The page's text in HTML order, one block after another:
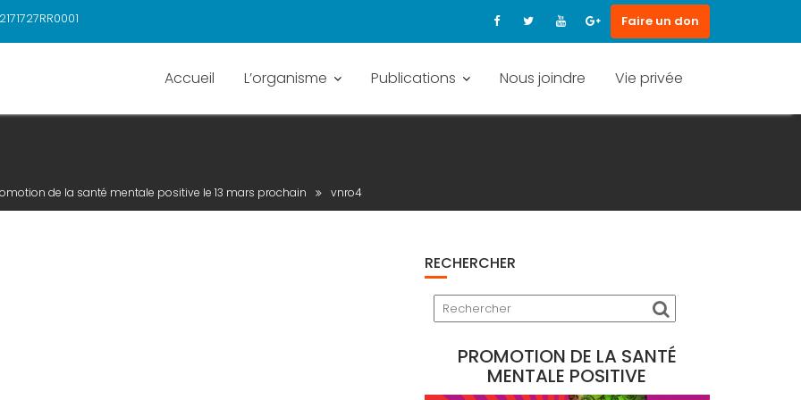
Faire un don
Accueil L’organisme Publications Nous joindre Vie privée
de la santé mentale positive le 13 mars prochain vnro4
RECHERCHER
PROMOTION DE LA SANTÉ
MENTALE POSITIVE